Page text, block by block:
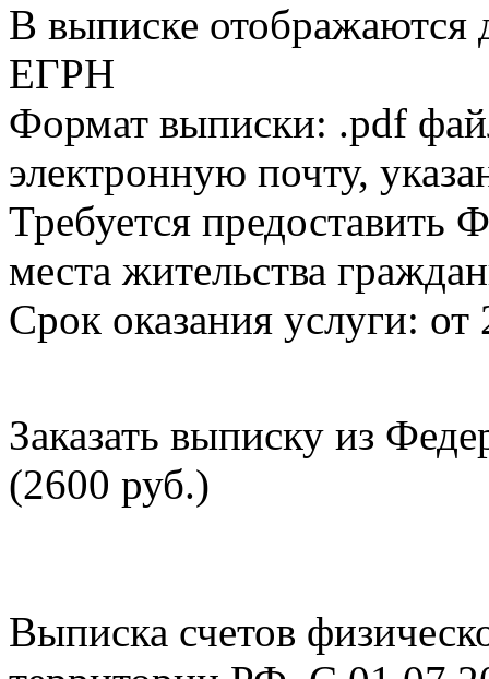
В выписке
ЕГРН
Формат выписки: .pdf
электронную почту,
Требуется
места жительства
Срок оказания услуги: от
Заказать выписку из
(2600 руб.)
Выписка счетов